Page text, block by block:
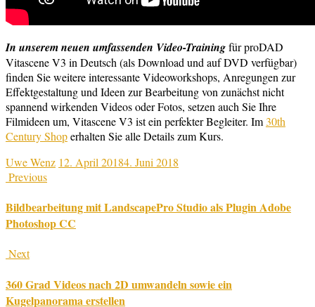
In unserem neuen umfassenden Video-Trainingfür proDAD
Vitascene V3 in Deutsch (als Download und auf DVD verfügbar)
finden Sie weitere interessante Videoworkshops, Anregungen zur
Effektgestaltung und Ideen zur Bearbeitung von zunächst nicht
spannend wirkenden Videos oder Fotos, setzen auch Sie Ihre
Filmideen um, Vitascene V3 ist ein perfekter Begleiter. Im30th
Century Shoperhalten Sie alle Details zum Kurs.
Uwe Wenz 12. April 20184. Juni 2018
Previous
Bildbearbeitung mit LandscapePro Studio als Plugin Adobe
Photoshop CC
Next
360 Grad Videos nach 2D umwandeln sowie ein
Kugelpanorama erstellen